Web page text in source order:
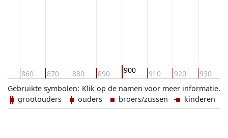
860 870 880 890 900 910 920 930
Klik op de namen voor meer informatie.
Gebruikte symbolen:
grootouders
ouders broers/zussen kinderen